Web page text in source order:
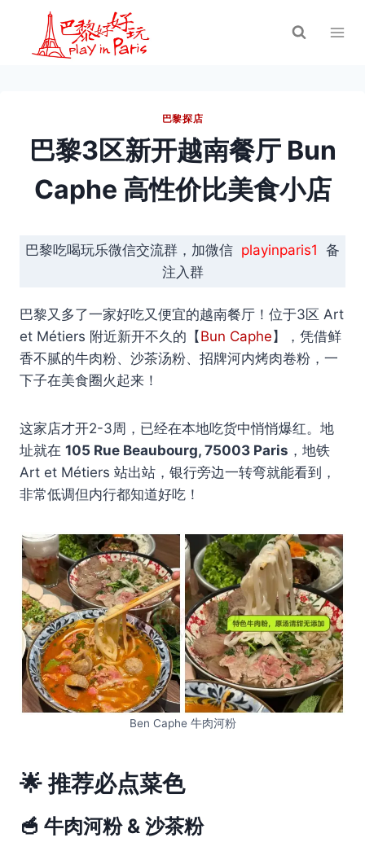
巴黎探店
巴黎3区新开越南餐厅 Bun
Caphe 高性价比美食小店
巴黎吃喝玩乐微信交流群，加微信 playinparis1 备
注入群
巴黎又多了一家好吃又便宜的越南餐厅！位于3区 Art
et Métiers 附近新开不久的【Bun Caphe】，凭借鲜
香不腻的牛肉粉、沙茶汤粉、招牌河内烤肉卷粉，一
下子在美食圈火起来！
这家店才开2-3周，已经在本地吃货中悄悄爆红。地
址就在 105 Rue Beaubourg, 75003 Paris ，地铁
Art et Métiers 站出站，银行旁边一转弯就能看到，
非常低调但内行都知道好吃！
Ben Caphe 牛肉河粉
🌟 推荐必点菜色
🥣 牛肉河粉 & 沙茶粉